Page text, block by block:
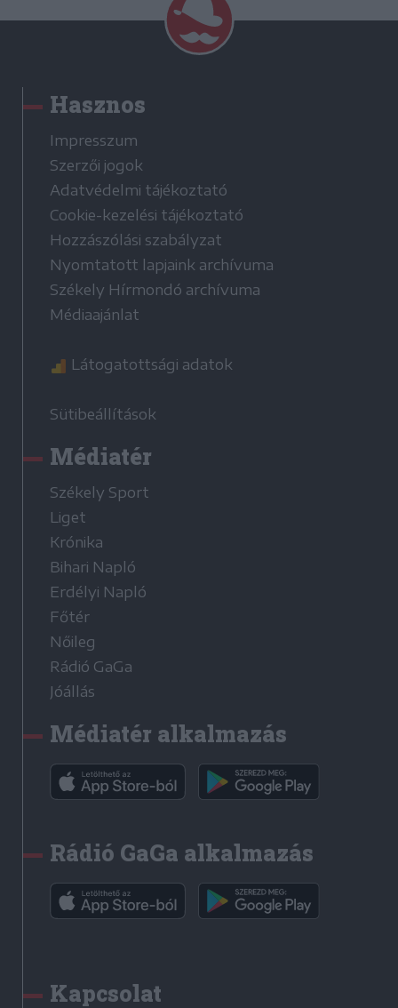
Hasznos
Impresszum
Szerzői jogok
Adatvédelmi tájékoztató
Cookie-kezelési tájékoztató
Hozzászólási szabályzat
Nyomtatott lapjaink archívuma
Székely Hírmondó archívuma
Médiaajánlat
Látogatottsági adatok
Sütibeállítások
Médiatér
Székely Sport
Liget
Krónika
Bihari Napló
Erdélyi Napló
Főtér
Nőileg
Rádió GaGa
Jóállás
Médiatér alkalmazás
Rádió GaGa alkalmazás
Kapcsolat